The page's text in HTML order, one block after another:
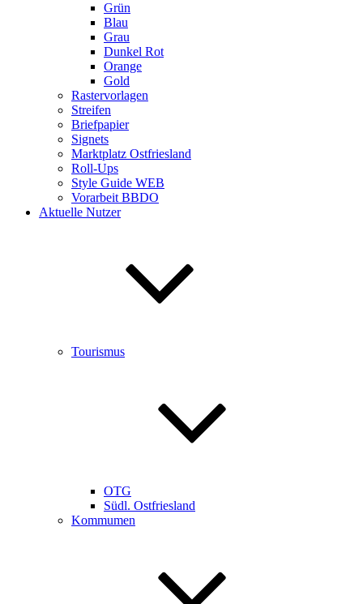
Grün
Blau
Grau
Dunkel Rot
Orange
Gold
Rastervorlagen
Streifen
Briefpapier
Signets
Marktplatz Ostfriesland
Roll-Ups
Style Guide WEB
Vorarbeit BBDO
Aktuelle Nutzer
Tourismus
OTG
Südl. Ostfriesland
Kommumen